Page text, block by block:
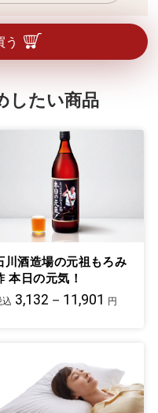
う
したい商品
川酒造場の元祖もろみ
本日の元気！
込 3,132－11,901 円